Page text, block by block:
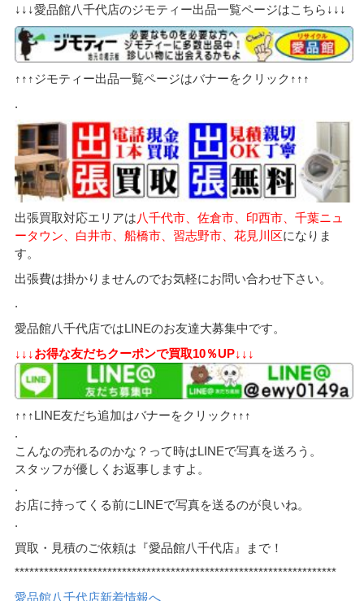
↓↓↓愛品館八千代店のジモティー出品一覧ページはこちら↓↓↓
↑↑↑ジモティー出品一覧ページはバナーをクリック↑↑↑
.
出張買取対応エリアは八千代市、佐倉市、印西市、千葉ニュ
ータウン、白井市、船橋市、習志野市、花見川区になりま
す。
出張費は掛かりませんのでお気軽にお問い合わせ下さい。
.
愛品館八千代店ではLINEのお友達大募集中です。
↓↓↓お得な友だちクーポンで買取10％UP↓↓↓
↑↑↑LINE友だち追加はバナーをクリック↑↑↑
.
こんなの売れるのかな？って時はLINEで写真を送ろう。
スタッフが優しくお返事しますよ。
.
お店に持ってくる前にLINEで写真を送るのが良いね。
.
買取・見積のご依頼は『愛品館八千代店』まで！
******************************************************************
愛品館八千代店新着情報へ